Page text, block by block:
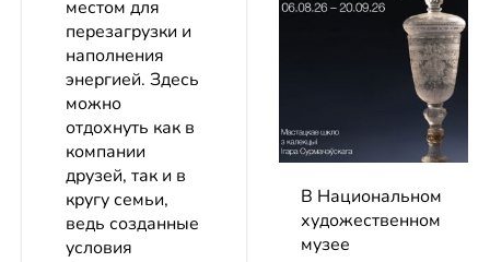
местом для
перезагрузки и
наполнения
энергией. Здесь
можно
отдохнуть как в
компании
друзей, так и в
кругу семьи,
ведь созданные
условия
В Национальном
художественном
музее